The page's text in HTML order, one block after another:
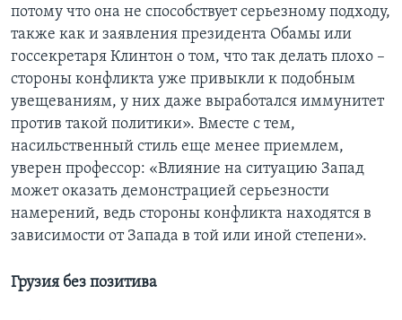
потому что она не способствует серьезному подходу,
также как и заявления президента Обамы или
госсекретаря Клинтон о том, что так делать плохо ­–
стороны конфликта уже привыкли к подобным
увещеваниям, у них даже выработался иммунитет
против такой политики». Вместе с тем,
насильственный стиль еще менее приемлем,
уверен профессор: «Влияние на ситуацию Запад
может оказать демонстрацией серьезности
намерений, ведь стороны конфликта находятся в
зависимости от Запада в той или иной степени».
Грузия без позитива